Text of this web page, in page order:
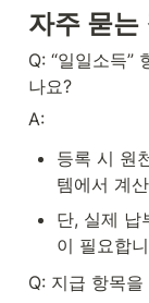
자주 묻는
Q: “일일소득”
나요?
A:
등록 시 원
템에서 계
단, 실제 납
이 필요합
Q: 지급 항목